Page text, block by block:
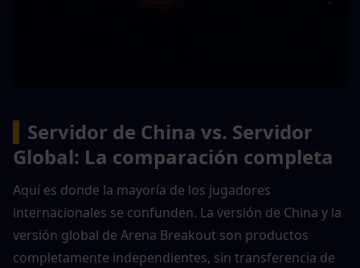
Servidor de China vs. Servidor
Global: La comparación completa
Aquí es donde la mayoría de los jugadores
internacionales se confunden. La versión de China y la
versión global de Arena Breakout son productos
completamente independientes, sin transferencia de